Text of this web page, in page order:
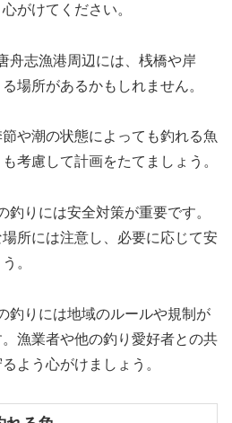
がけてください。
舟志漁港周辺には、桟橋や岸
場所があるかもしれません。
や潮の状態によっても釣れる魚
考慮して計画をたてましょう。
釣りには安全対策が重要です。
所には注意し、必要に応じて安
。
釣りには地域のルールや規制が
漁業者や他の釣り愛好者との共
よう心がけましょう。